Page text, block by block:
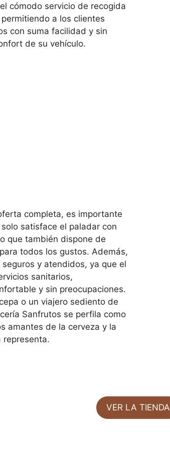
cómodo servicio de recogida
a los clientes
con suma facilidad y sin
de su vehículo.
completa, es importante
satisface el paladar con
que también dispone de
todos los gustos. Además,
y atendidos, ya que el
sanitarios,
y sin preocupaciones.
o un viajero sediento de
Sanfrutos se perfila como
amantes de la cerveza y la
representa.
VER LA TIENDA